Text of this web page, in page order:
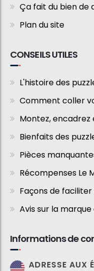
Ça fait du bien de
Plan du site
CONSEILS UTILES
L'histoire des
Comment coller
Montez,
Bienfaits des
Pièces
Récompenses Le
Façons de
Avis sur la marque
Informations de
ADRESSE AUX